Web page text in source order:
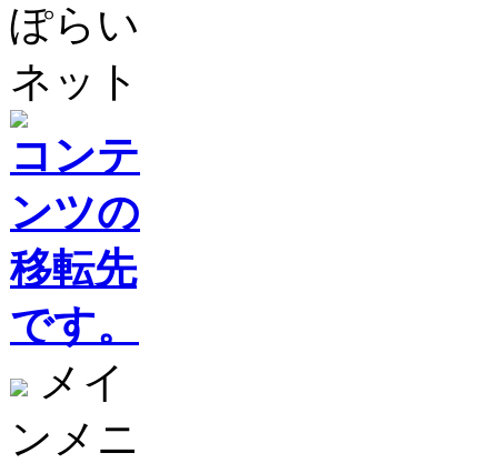
ぽらい
ネット
コンテ
ンツの
移転先
です。
メイ
ンメニ